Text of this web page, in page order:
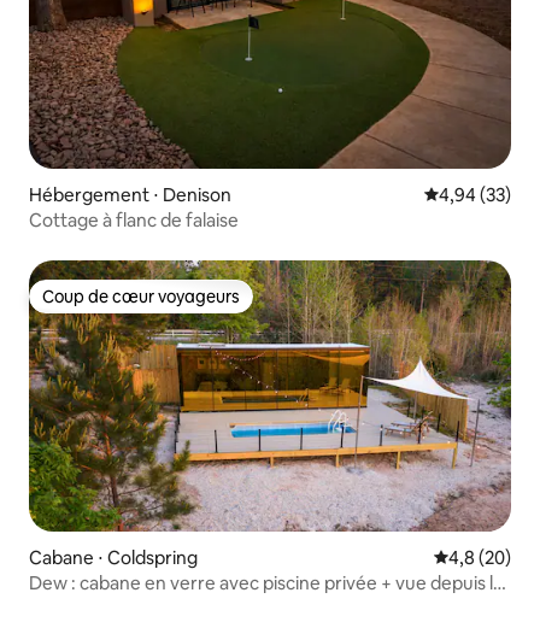
Hébergement ⋅ Denison Évaluation
4,94 (33)
Cottage à flanc de falaise
Coup de cœur voyageurs
Coup de cœur voyageurs
Cabane ⋅ Coldspring Évaluation
4,8 (20)
Dew : cabane en verre avec piscine privée + vue depuis le